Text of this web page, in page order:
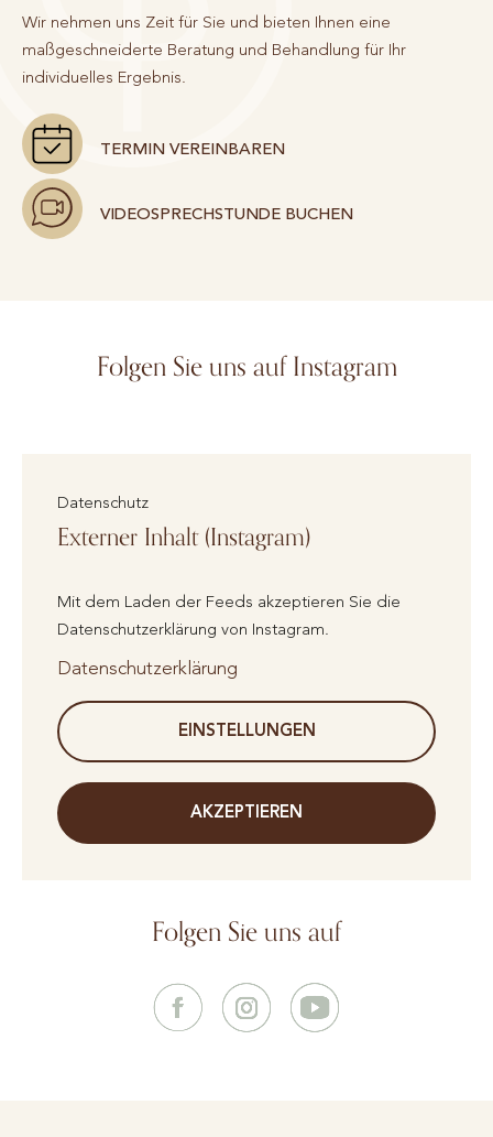
Wir nehmen uns Zeit für Sie und bieten Ihnen eine
maßgeschneiderte Beratung und Behandlung für Ihr
individuelles Ergebnis.
TERMIN VEREINBAREN
VIDEOSPRECHSTUNDE BUCHEN
Folgen Sie uns auf Instagram
Datenschutz
Externer Inhalt (Instagram)
Mit dem Laden der Feeds akzeptieren Sie die
Datenschutzerklärung von Instagram.
Datenschutzerklärung
EINSTELLUNGEN
AKZEPTIEREN
Folgen Sie uns auf